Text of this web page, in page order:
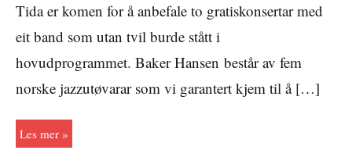
Tida er komen for å anbefale to gratiskonsertar med
eit band som utan tvil burde stått i
hovudprogrammet. Baker Hansen består av fem
norske jazzutøvarar som vi garantert kjem til å […]
Les mer